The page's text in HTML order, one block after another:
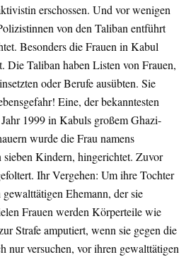
erschossen. Und vor wenigen
von den Taliban entführt
Besonders die Frauen in Kabul
Die Taliban haben Listen von Frauen,
oder Berufe ausübten. Sie
Eine, der bekanntesten
1999 in Kabuls großem Ghazi-
wurde die Frau namens
sieben Kindern, hingerichtet. Zuvor
Ihr Vergehen: Um ihre Tochter
Ehemann, der sie
Frauen werden Körperteile wie
Strafe amputiert, wenn sie gegen die
nur versuchen, vor ihren gewalttätigen